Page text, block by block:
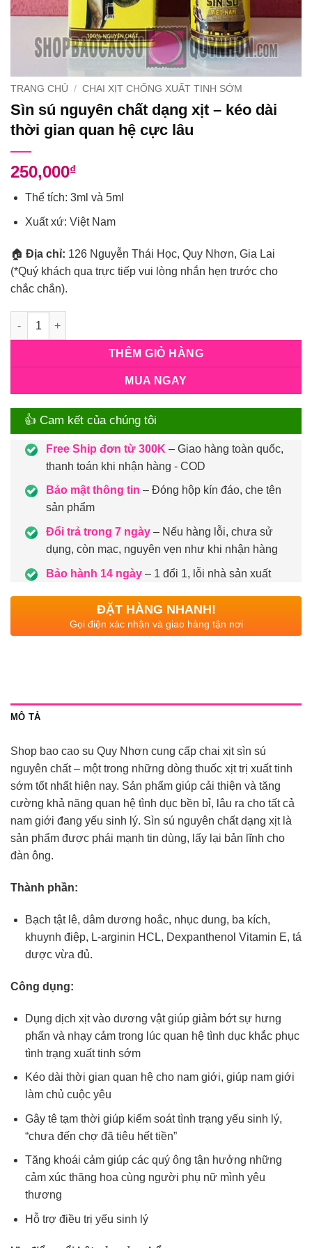
TRANG CHỦ / CHAI XỊT CHỐNG XUẤT TINH SỚM
Sìn sú nguyên chất dạng xịt – kéo dài
thời gian quan hệ cực lâu
250,000₫
Thể tích: 3ml và 5ml
Xuất xứ: Việt Nam
🏠 Địa chỉ: 126 Nguyễn Thái Học, Quy Nhơn, Gia Lai
(*Quý khách qua trực tiếp vui lòng nhắn hẹn trước cho
chắc chắn).
Số lượng
THÊM GIỎ HÀNG
MUA NGAY
👍 Cam kết của chúng tôi
Free Ship đơn từ 300K – Giao hàng toàn quốc,
thanh toán khi nhận hàng - COD
Bảo mật thông tin – Đóng hộp kín đáo, che tên
sản phẩm
Đổi trả trong 7 ngày– Nếu hàng lỗi, chưa sử
dụng, còn mạc, nguyên vẹn như khi nhận hàng
Bảo hành 14 ngày– 1 đổi 1, lỗi nhà sản xuất
ĐẶT HÀNG NHANH!
Gọi điện xác nhận và giao hàng tận nơi
MÔ TẢ
Shop bao cao su Quy Nhơn cung cấp chai xịt sìn sú
nguyên chất – một trong những dòng thuốc xịt trị xuất tinh
sớm tốt nhất hiện nay. Sản phẩm giúp cải thiện và tăng
cường khả năng quan hệ tình dục bền bỉ, lâu ra cho tất cả
nam giới đang yếu sinh lý. Sìn sú nguyên chất dạng xịt là
sản phẩm được phái mạnh tin dùng, lấy lại bản lĩnh cho
đàn ông.
Thành phần:
Bạch tật lê, dâm dương hoắc, nhục dung, ba kích,
khuynh điệp, L-arginin HCL, Dexpanthenol Vitamin E, tá
dược vừa đủ.
Công dụng:
Dụng dịch xịt vào dương vật giúp giảm bớt sự hưng
phấn và nhạy cảm trong lúc quan hệ tình dục khắc phục
tình trạng xuất tinh sớm
Kéo dài thời gian quan hệ cho nam giới, giúp nam giới
làm chủ cuộc yêu
Gây tê tạm thời giúp kiểm soát tình trạng yếu sinh lý,
“chưa đến chợ đã tiêu hết tiền”
Tăng khoái cảm giúp các quý ông tận hưởng những
cảm xúc thăng hoa cùng người phụ nữ mình yêu
thương
Hỗ trợ điều trị yếu sinh lý